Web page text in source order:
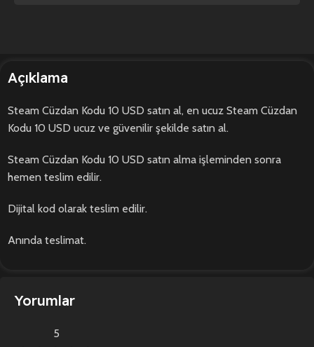
Açıklama
Steam Cüzdan Kodu 10 USD satın al, en ucuz Steam Cüzdan
Kodu 10 USD ucuz ve güvenilir şekilde satın al.
Steam Cüzdan Kodu 10 USD satın alma işleminden sonra
hemen teslim edilir.
Dijital kod olarak teslim edilir.
Anında teslimat.
Yorumlar
5